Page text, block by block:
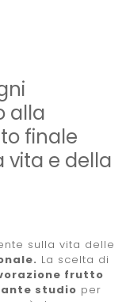
alla
finale
vita e della
sulla vita delle
La scelta di
frutto
studio per